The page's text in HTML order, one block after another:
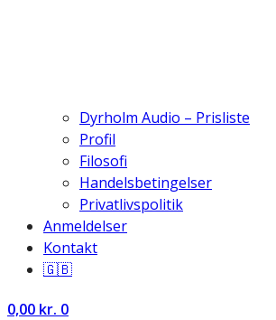
Dyrholm Audio – Prisliste
Profil
Filosofi
Handelsbetingelser
Privatlivspolitik
Anmeldelser
Kontakt
🇬🇧
0,00 kr. 0